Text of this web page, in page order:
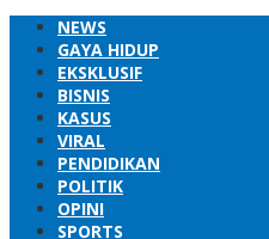
NEWS
GAYA HIDUP
EKSKLUSIF
BISNIS
KASUS
VIRAL
PENDIDIKAN
POLITIK
OPINI
SPORTS